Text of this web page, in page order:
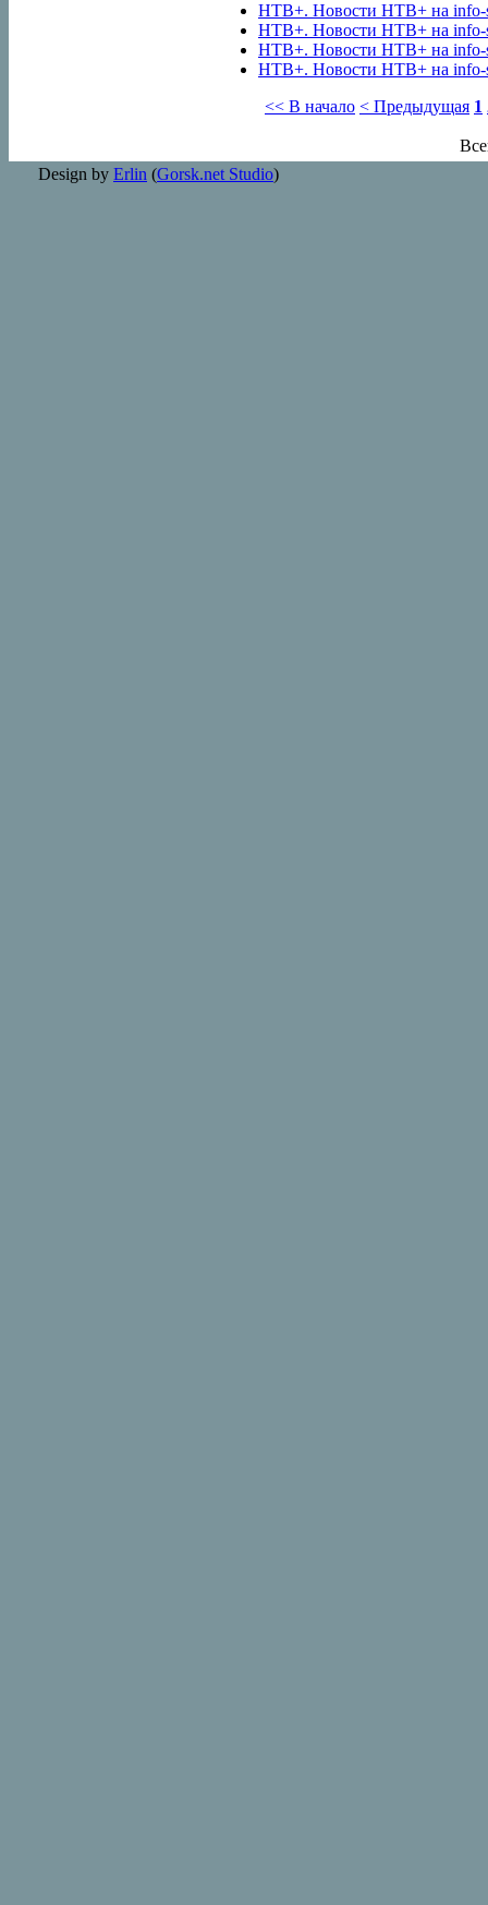
НТВ+. Новости НТВ+ на info-
НТВ+. Новости НТВ+ на info-
НТВ+. Новости НТВ+ на info-
НТВ+. Новости НТВ+ на info-
<< В начало < Предыдущая 1
Design by Erlin (Gorsk.net Studio)